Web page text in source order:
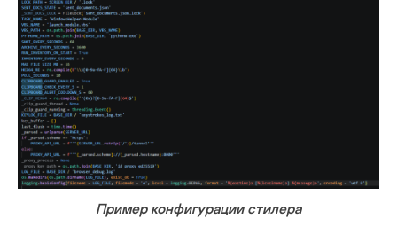
Пример конфигурации стилера